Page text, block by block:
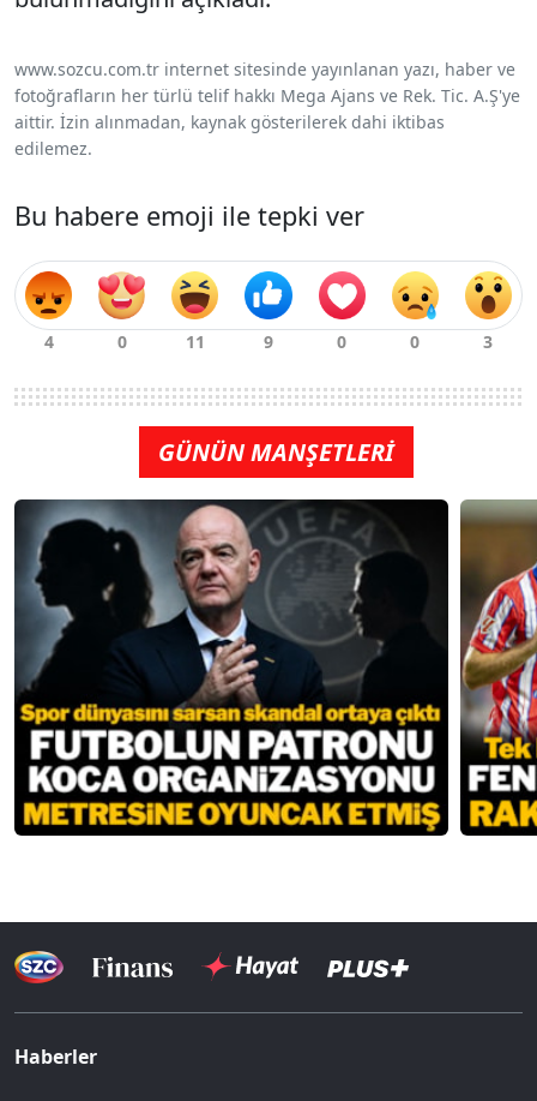
www.sozcu.com.tr internet sitesinde yayınlanan yazı, haber ve
fotoğrafların her türlü telif hakkı Mega Ajans ve Rek. Tic. A.Ş'ye
aittir. İzin alınmadan, kaynak gösterilerek dahi iktibas
edilemez.
Bu habere emoji ile tepki ver
GÜNÜN MANŞETLERİ
Haberler